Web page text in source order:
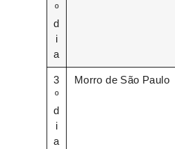
º
d
i
a
3
º
d
i
a
Morro de São Paulo